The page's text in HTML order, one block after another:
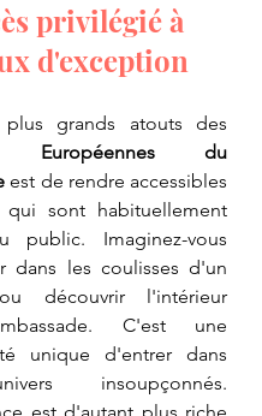
privilégié à
d'exception
Européennes du
est de rendre accessibles
sont habituellement
public. Imaginez-vous
dans les coulisses d'un
découvrir l'intérieur
C'est une
unique d'entrer dans
insoupçonnés.